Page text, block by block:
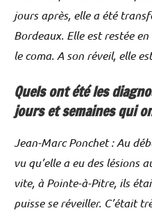
jours après, elle a été
Bordeaux. Elle est restée
le coma. A son réveil, elle
Quels ont été les
jours et semaines qui
Jean-Marc Ponchet : Au
vu qu’elle a eu des lésions
vite, à Pointe-à-Pitre, ils
puisse se réveiller. C’était